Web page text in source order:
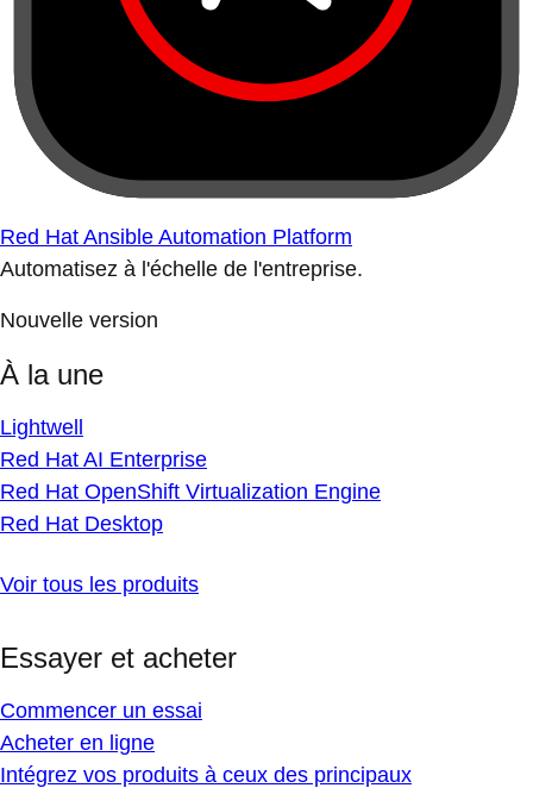
Red Hat Ansible Automation Platform
Automatisez à l'échelle de l'entreprise.
Nouvelle version
À la une
Lightwell
Red Hat AI Enterprise
Red Hat OpenShift Virtualization Engine
Red Hat Desktop
Voir tous les produits
Essayer et acheter
Commencer un essai
Acheter en ligne
Intégrez vos produits à ceux des principaux